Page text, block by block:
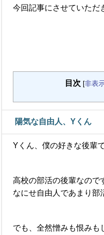
今回記事にさせていただ
目次 [非表
陽気な自由人、Yくん
Yくん、僕の好きな後輩
高校の部活の後輩なので
なにせ自由人であまり部
でも、全然憎みも恨みも